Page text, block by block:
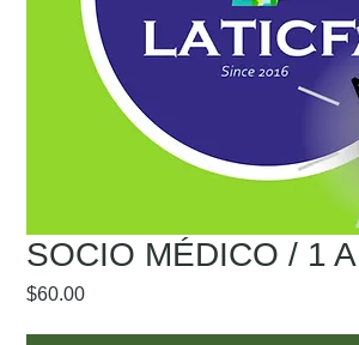
SOCIO MÉDICO / 1
$60.00Price